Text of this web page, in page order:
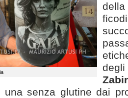
Zabir
una senza glutine dai